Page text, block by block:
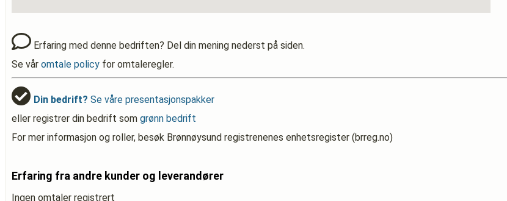
Erfaring med denne bedriften? Del din mening nederst på siden.
Se vår omtale policy for omtaleregler.
Din bedrift? Se våre presentasjonspakker
eller registrer din bedrift som grønn bedrift
For mer informasjon og roller, besøk Brønnøysund registrenenes enhetsregister (brreg.no)
Erfaring fra andre kunder og leverandører
Ingen omtaler registrert